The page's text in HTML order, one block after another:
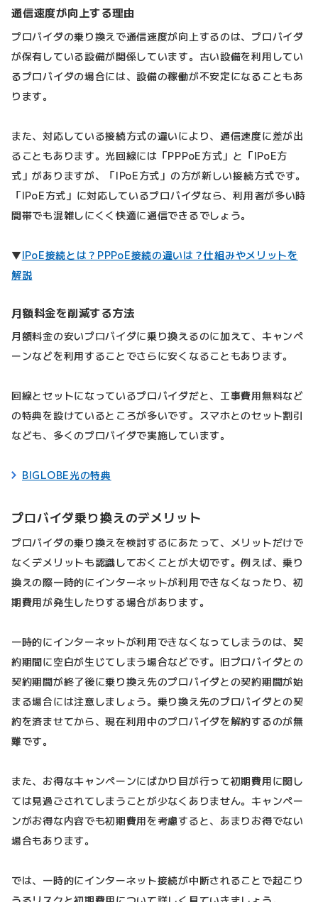
通信速度が向上する理由
プロバイダの乗り換えで通信速度が向上するのは、プロバイダ
が保有している設備が関係しています。古い設備を利用してい
るプロバイダの場合には、設備の稼働が不安定になることもあ
ります。
また、対応している接続方式の違いにより、通信速度に差が出
ることもあります。光回線には「PPPoE方式」と「IPoE方
式」がありますが、「IPoE方式」の方が新しい接続方式です。
「IPoE方式」に対応しているプロバイダなら、利用者が多い時
間帯でも混雑しにくく快適に通信できるでしょう。
▼IPoE接続とは？PPPoE接続の違いは？仕組みやメリットを
解説
月額料金を削減する方法
月額料金の安いプロバイダに乗り換えるのに加えて、キャンペ
ーンなどを利用することでさらに安くなることもあります。
回線とセットになっているプロバイダだと、工事費用無料など
の特典を設けているところが多いです。スマホとのセット割引
なども、多くのプロバイダで実施しています。
BIGLOBE光の特典
プロバイダ乗り換えのデメリット
プロバイダの乗り換えを検討するにあたって、メリットだけで
なくデメリットも認識しておくことが大切です。例えば、乗り
換えの際一時的にインターネットが利用できなくなったり、初
期費用が発生したりする場合があります。
一時的にインターネットが利用できなくなってしまうのは、契
約期間に空白が生じてしまう場合などです。旧プロバイダとの
契約期間が終了後に乗り換え先のプロバイダとの契約期間が始
まる場合には注意しましょう。乗り換え先のプロバイダとの契
約を済ませてから、現在利用中のプロバイダを解約するのが無
難です。
また、お得なキャンペーンにばかり目が行って初期費用に関し
ては見過ごされてしまうことが少なくありません。キャンペー
ンがお得な内容でも初期費用を考慮すると、あまりお得でない
場合もあります。
では、一時的にインターネット接続が中断されることで起こり